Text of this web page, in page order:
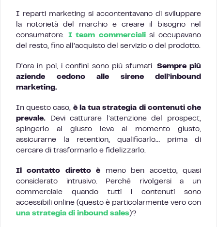
I reparti marketing si accontentavano di sviluppare
la notorietà del marchio e creare il bisogno nel
consumatore. I team commercialisi occupavano
del resto, fino all’acquisto del servizio o del prodotto.
D’ora in poi, i confini sono più sfumati. Sempre più
aziende cedono alle sirene dell’inbound
marketing.
In questo caso, è la tua strategia di contenuti che
prevale. Devi catturare l’attenzione del prospect,
spingerlo al giusto leva al momento giusto,
assicurarne la retention, qualificarlo… prima di
cercare di trasformarlo e fidelizzarlo.
Il contatto diretto è meno ben accetto, quasi
considerato intrusivo. Perché rivolgersi a un
commerciale quando tutti i contenuti sono
accessibili online (questo è particolarmente vero con
una strategia di inbound sales)?